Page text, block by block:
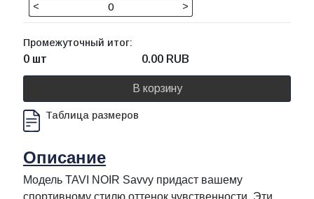
< >
Таблица размеров
Промежуточный итог:
0 шт 0.00 RUB
В корзину
Описание
Модель TAVI NOIR Savvy придаст вашему
спортивному стилю оттенок чувственности. Эти